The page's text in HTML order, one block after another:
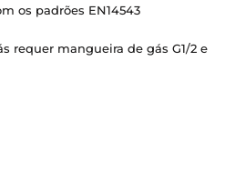
os padrões EN14543
requer mangueira de gás G1/2 e